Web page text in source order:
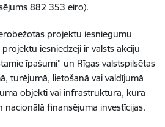
882 353 eiro).
projektu iesniegumu
iesniedzēji ir valsts akciju
īpašumi” un Rīgas valstspilsētas
turējumā, lietošanā vai valdījumā
objekti vai infrastruktūra, kurā
nacionālā finansējuma investīcijas.